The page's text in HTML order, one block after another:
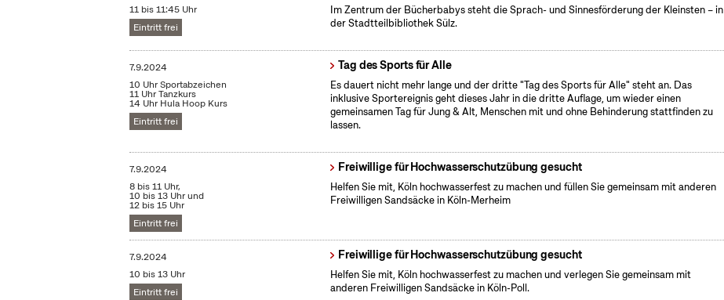
11 bis 11:45 Uhr
Eintritt frei
Im Zentrum der Bücherbabys steht die Sprach- und Sinnesförderung der Kleinsten – in
der Stadtteilbibliothek Sülz.
7.9.2024
10 Uhr Sportabzeichen
11 Uhr Tanzkurs
14 Uhr Hula Hoop Kurs
Eintritt frei
Tag des Sports für Alle
Es dauert nicht mehr lange und der dritte "Tag des Sports für Alle" steht an. Das
inklusive Sportereignis geht dieses Jahr in die dritte Auflage, um wieder einen
gemeinsamen Tag für Jung & Alt, Menschen mit und ohne Behinderung stattfinden zu
lassen.
7.9.2024
8 bis 11 Uhr,
10 bis 13 Uhr und
12 bis 15 Uhr
Eintritt frei
Freiwillige für Hochwasserschutzübung gesucht
Helfen Sie mit, Köln hochwasserfest zu machen und füllen Sie gemeinsam mit anderen
Freiwilligen Sandsäcke in Köln-Merheim
7.9.2024
10 bis 13 Uhr
Eintritt frei
Freiwillige für Hochwasserschutzübung gesucht
Helfen Sie mit, Köln hochwasserfest zu machen und verlegen Sie gemeinsam mit
anderen Freiwilligen Sandsäcke in Köln-Poll.